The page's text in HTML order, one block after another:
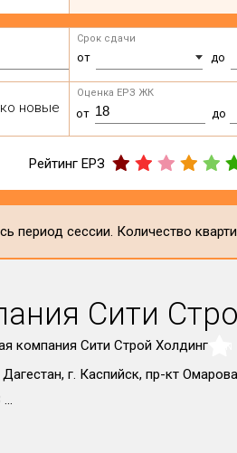
Срок сдачи
от до
новые
Оценка ЕРЗ ЖК
от до
Рейтинг ЕРЗ
период сессии. Количество
Сити
компания Сити Строй Холдинг
г. Каспийск, пр-кт